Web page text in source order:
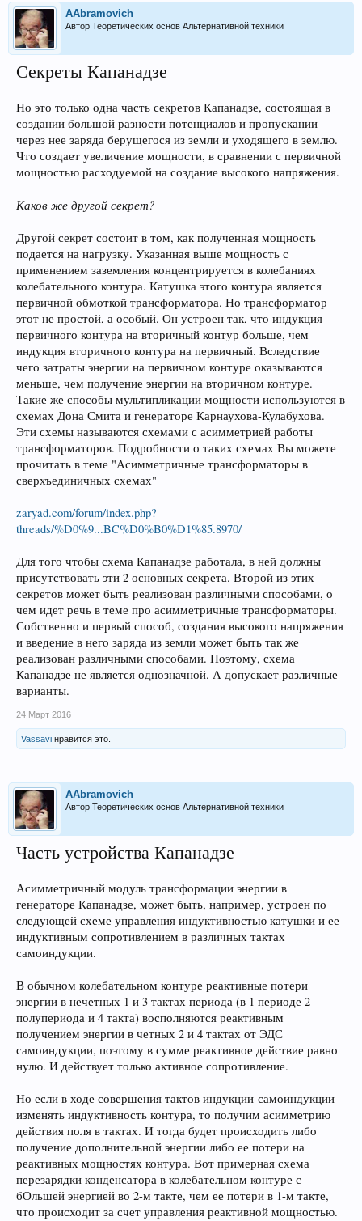
AAbramovich
Автор Теоретических основ Альтернативной техники
Секреты Капанадзе
Но это только одна часть секретов Капанадзе, состоящая в
создании большой разности потенциалов и пропускании
через нее заряда берущегося из земли и уходящего в землю.
Что создает увеличение мощности, в сравнении с первичной
мощностью расходуемой на создание высокого напряжения.
Каков же другой секрет?
Другой секрет состоит в том, как полученная мощность
подается на нагрузку. Указанная выше мощность с
применением заземления концентрируется в колебаниях
колебательного контура. Катушка этого контура является
первичной обмоткой трансформатора. Но трансформатор
этот не простой, а особый. Он устроен так, что индукция
первичного контура на вторичный контур больше, чем
индукция вторичного контура на первичный. Вследствие
чего затраты энергии на первичном контуре оказываются
меньше, чем получение энергии на вторичном контуре.
Такие же способы мультипликации мощности используются в
схемах Дона Смита и генераторе Карнаухова-Кулабухова.
Эти схемы называются схемами с асимметрией работы
трансформаторов. Подробности о таких схемах Вы можете
прочитать в теме "Асимметричные трансформаторы в
сверхъединичных схемах"
zaryad.com/forum/index.php?
threads/%D0%9...BC%D0%B0%D1%85.8970/
Для того чтобы схема Капанадзе работала, в ней должны
присутствовать эти 2 основных секрета. Второй из этих
секретов может быть реализован различными способами, о
чем идет речь в теме про асимметричные трансформаторы.
Собственно и первый способ, создания высокого напряжения
и введение в него заряда из земли может быть так же
реализован различными способами. Поэтому, схема
Капанадзе не является однозначной. А допускает различные
варианты.
24 Март 2016
Vassavi нравится это.
AAbramovich
Автор Теоретических основ Альтернативной техники
Часть устройства Капанадзе
Асимметричный модуль трансформации энергии в
генераторе Капанадзе, может быть, например, устроен по
следующей схеме управления индуктивностью катушки и ее
индуктивным сопротивлением в различных тактах
самоиндукции.
В обычном колебательном контуре реактивные потери
энергии в нечетных 1 и 3 тактах периода (в 1 периоде 2
полупериода и 4 такта) восполняются реактивным
получением энергии в четных 2 и 4 тактах от ЭДС
самоиндукции, поэтому в сумме реактивное действие равно
нулю. И действует только активное сопротивление.
Но если в ходе совершения тактов индукции-самоиндукции
изменять индуктивность контура, то получим асимметрию
действия поля в тактах. И тогда будет происходить либо
получение дополнительной энергии либо ее потери на
реактивных мощностях контура. Вот примерная схема
перезарядки конденсатора в колебательном контуре с
бОльшей энергией во 2-м такте, чем ее потери в 1-м такте,
что происходит за счет управления реактивной мощностью.